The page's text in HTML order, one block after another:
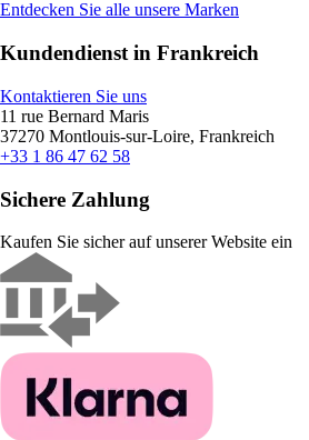
Entdecken Sie alle unsere Marken
Kundendienst in Frankreich
Kontaktieren Sie uns
11 rue Bernard Maris
37270 Montlouis-sur-Loire, Frankreich
+33 1 86 47 62 58
Sichere Zahlung
Kaufen Sie sicher auf unserer Website ein